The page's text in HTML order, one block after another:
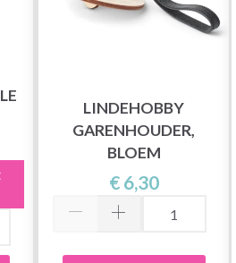
LINDEHOBBY
GARENHOUDER,
BLOEM
€ 6,30